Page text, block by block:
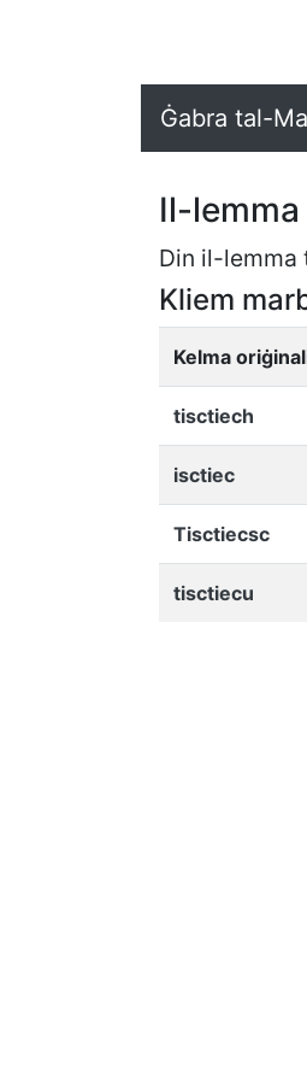
Ġabra tal-
Il-lemma
Din il-lemma
Kliem
Kelma
tisctiech
isctiec
Tisctiecsc
tisctiecu